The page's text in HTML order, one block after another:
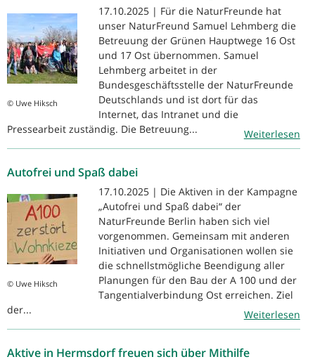
© Uwe Hiksch
17.10.2025 | Für die NaturFreunde hat
unser NaturFreund Samuel Lehmberg die
Betreuung der Grünen Hauptwege 16 Ost
und 17 Ost übernommen. Samuel
Lehmberg arbeitet in der
Bundesgeschäftsstelle der NaturFreunde
Deutschlands und ist dort für das
Internet, das Intranet und die
Pressearbeit zuständig. Die Betreuung...
Weiterlesen
Autofrei und Spaß dabei
© Uwe Hiksch
17.10.2025 | Die Aktiven in der Kampagne
„Autofrei und Spaß dabei“ der
NaturFreunde Berlin haben sich viel
vorgenommen. Gemeinsam mit anderen
Initiativen und Organisationen wollen sie
die schnellstmögliche Beendigung aller
Planungen für den Bau der A 100 und der
Tangentialverbindung Ost erreichen. Ziel
der...
Weiterlesen
Aktive in Hermsdorf freuen sich über Mithilfe